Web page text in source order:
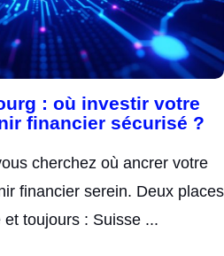
: où investir votre
financier sécurisé ?
cherchez où ancrer votre
financier serein. Deux places
et toujours : Suisse ...